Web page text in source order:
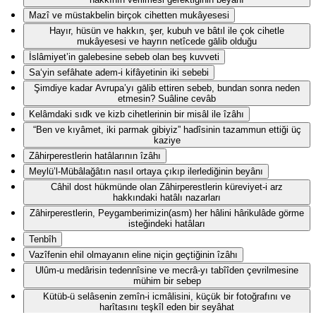
Mazî ve müstakbelin birçok cihetten mukâyesesi
Hayır, hüsün ve hakkın, şer, kubuh ve bâtıl ile çok cihetle
mukâyesesi ve hayrın netîcede gālib olduğu
İslâmiyet’in galebesine sebeb olan beş kuvveti
Sa‘yin sefâhate adem-i kifâyetinin iki sebebi
Şimdiye kadar Avrupa’yı gālib ettiren sebeb, bundan sonra neden
etmesin? Suâline cevâb
Kelâmdaki sıdk ve kizb cihetlerinin bir misâl ile îzâhı
“Ben ve kıyâmet, iki parmak gibiyiz” hadîsinin tazammun ettiği üç
kaziye
Zâhirperestlerin hatâlarının îzâhı
Meylü’l-Mübâlağâtın nasıl ortaya çıkıp ilerlediğinin beyânı
Câhil dost hükmünde olan Zâhirperestlerin küreviyet-i arz
hakkındaki hatâlı nazarları
Zâhirperestlerin, Peygamberimizin(asm) her hâlini hârikulâde görme
isteğindeki hatâları
Tenbîh
Vazîfenin ehil olmayanın eline niçin geçtiğinin îzâhı
Ulûm-u medârisin tedennîsine ve mecrâ-yı tabîîden çevrilmesine
mühim bir sebep
Kütüb-ü selâsenin zemîn-i icmâlisini, küçük bir fotoğrafını ve
harîtasını teşkîl eden bir seyâhat